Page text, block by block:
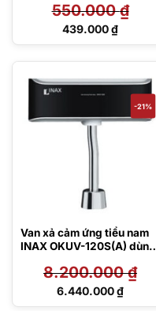
550.000₫
Giá
550.000 ₫.
439.000₫
Giá
là:
439.000 ₫.
-21%
Van xả cảm ứng tiểu nam
INAX OKUV-120S(A) dùng
8.200.000₫
Giá
6.440.000₫
Giá